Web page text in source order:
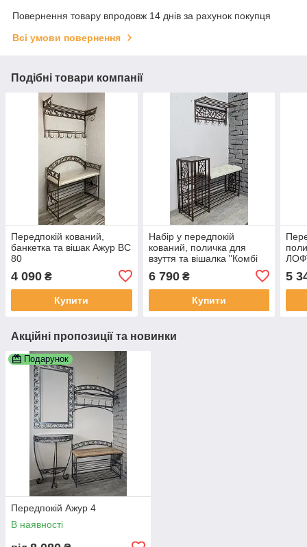
Повернення товару впродовж 14 днів за рахунок покупця
Всі умови повернення
Подібні товари компанії
Передпокій кований,
банкетка та вішак Ажур ВС
80
4 090 ₴
Купити
Набір у передпокій
кований, поличка для
взуття та вішалка "Комбі
6 790₴
Купити
5
Акційні пропозиції та новинки
Подарунок
Передпокій Ажур 4
В наявності